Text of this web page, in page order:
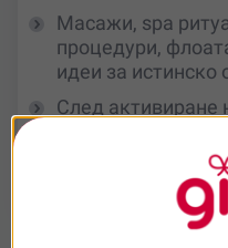
Масажи, spa
процедури,
идеи за истинско
След активиране
преживяване
настроението си.